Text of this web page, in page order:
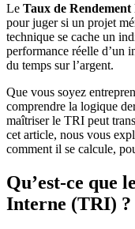
Le Taux de
pour juger si un projet
technique se cache un
performance réelle d’un
du temps sur l’argent.
Que vous soyez
comprendre la logique
maîtriser le TRI peut
cet article, nous vous
comment il se calcule,
Qu’est-ce que
Interne (TRI) ?